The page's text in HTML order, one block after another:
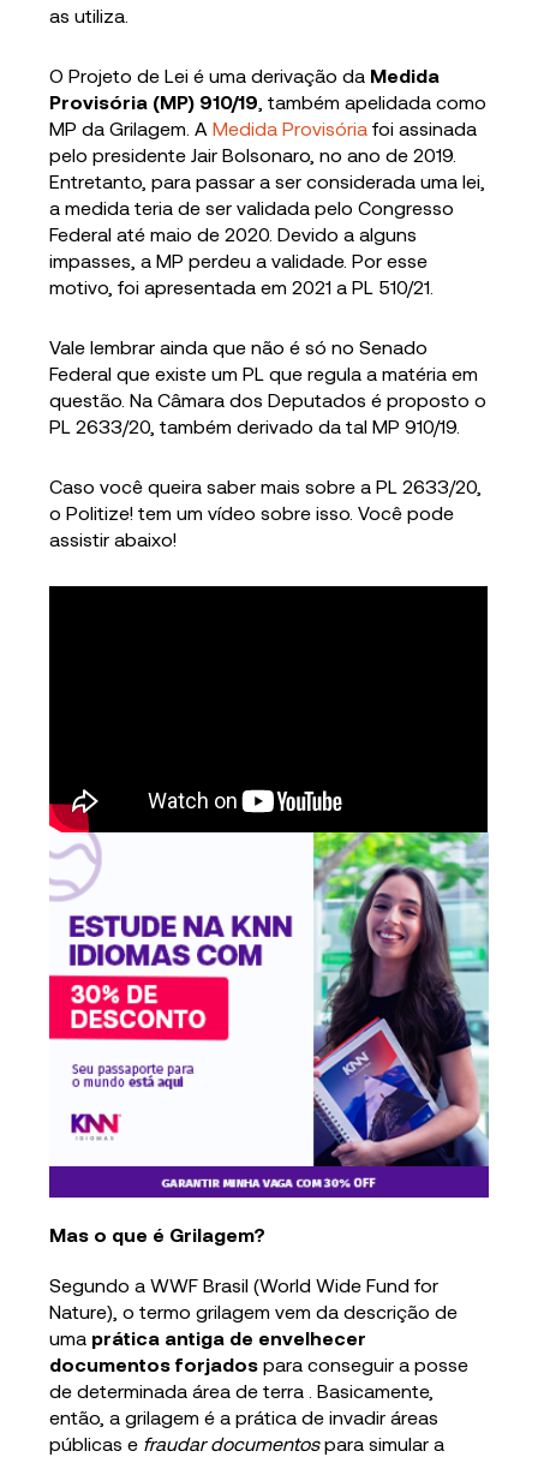
as utiliza.
O Projeto de Lei é uma derivação da Medida
Provisória (MP) 910/19 , também apelidada como
MP da Grilagem. AMedida Provisória foi assinada
pelo presidente Jair Bolsonaro, no ano de 2019.
Entretanto, para passar a ser considerada uma lei,
a medida teria de ser validada pelo Congresso
Federal até maio de 2020. Devido a alguns
impasses, a MP perdeu a validade. Por esse
motivo, foi apresentada em 2021 a PL 510/21.
Vale lembrar ainda que não é só no Senado
Federal que existe um PL que regula a matéria em
questão. Na Câmara dos Deputados é proposto o
PL 2633/20, também derivado da tal MP 910/19.
Caso você queira saber mais sobre a PL 2633/20,
o Politize! tem um vídeo sobre isso. Você pode
assistir abaixo!
Mas o que é Grilagem?
Segundo a WWF Brasil (World Wide Fund for
Nature), o termo grilagem vem da descrição de
uma prática antiga de envelhecer
documentos forjadospara conseguir a posse
de determinada área de terra . Basicamente,
então, a grilagem é a prática de invadir áreas
públicas e fraudar documentospara simular a